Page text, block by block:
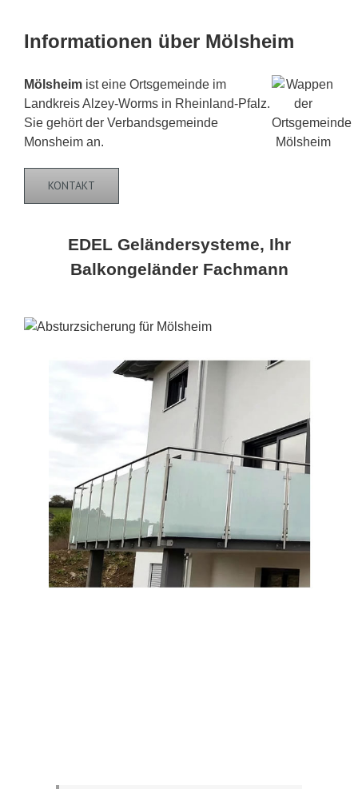
Informationen über Mölsheim
Mölsheim ist eine Ortsgemeinde im
Landkreis Alzey-Worms in Rheinland-Pfalz.
Sie gehört der Verbandsgemeinde
Monsheim an.
KONTAKT
EDEL Geländersysteme, Ihr
Balkongeländer Fachmann